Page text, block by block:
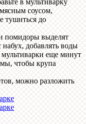
в мультиварку
соусом,
тушиться до
помидоры выделят
набух, добавлять воды
еще минут
чтобы крупа
можно разложить